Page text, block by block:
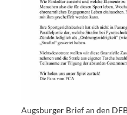
Augsburger Brief an den